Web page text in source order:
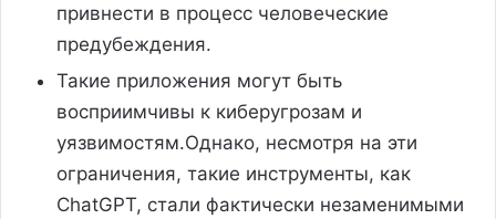
привнести в процесс человеческие
предубеждения.
Такие приложения могут быть
восприимчивы к киберугрозам и
уязвимостям.Однако, несмотря на эти
ограничения, такие инструменты, как
ChatGPT, стали фактически незаменимыми